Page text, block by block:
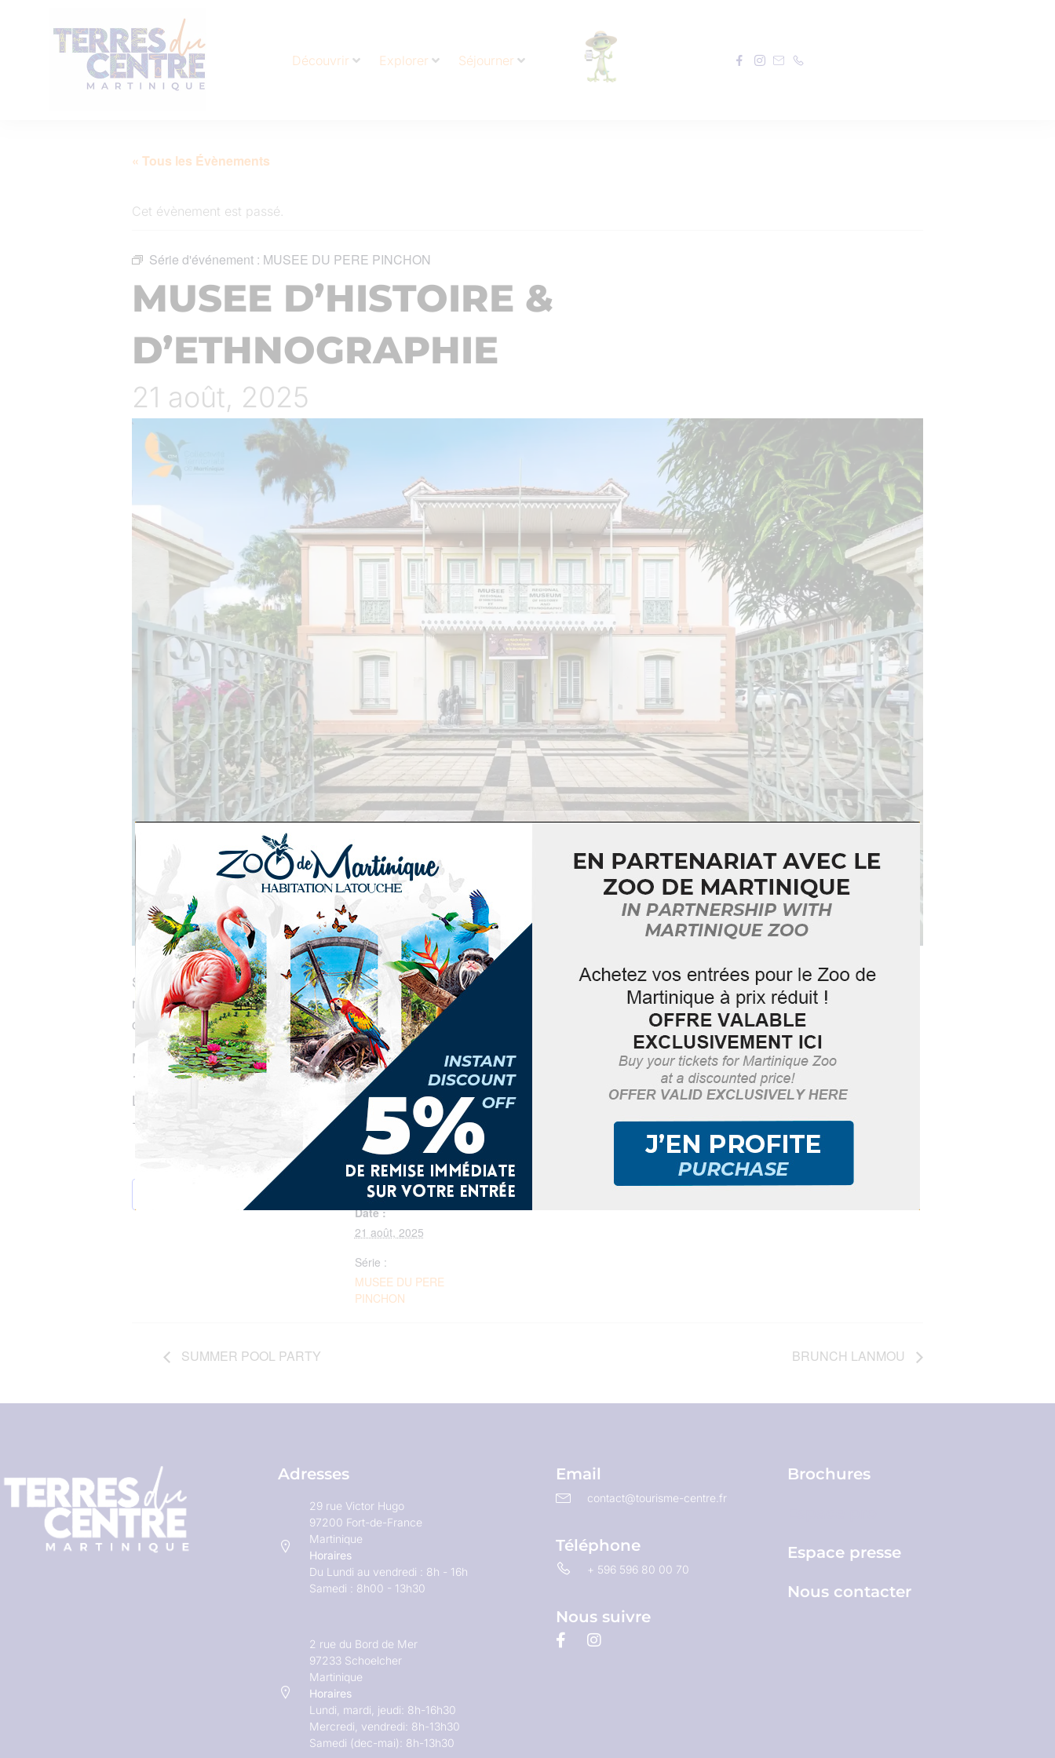
Découvrir Explorer Séjourner
« Tous les Évènements
Cet évènement est passé.
Série d'événement : MUSEE DU PERE PINCHON
MUSEE D’HISTOIRE &
D’ETHNOGRAPHIE
21 août, 2025
Situé au cœur de Fort-de-France, dans une ancienne maison bourgeoise de Fort-de-France construite en 1887, le MRHE
nous invite à découvrir un intérieur bourgeois de la fin du XIXème siècle avec ses meubles et objets de la culture créole de
cette époque.
Musée d’Histoire et d’Ethnographie
10 bd Général de Gaulle, Fort-de-France
Lundi , Mercredi, Jeudi, Vendredi : 8h-17h | Mardi: 14h-17h | Samedi: 8h-12h
+ 596 596 72 81 87
AJOUTER AU CALENDRIER DÉTAILS
Date :
21 août, 2025
Série :
MUSEE DU PERE
PINCHON
SUMMER POOL PARTY BRUNCH LANMOU
Adresses
29 rue Victor Hugo
97200 Fort-de-France
Martinique
Horaires
Du Lundi au vendredi : 8h - 16h
Samedi : 8h00 - 13h30
2 rue du Bord de Mer
97233 Schoelcher
Martinique
Horaires
Lundi, mardi, jeudi: 8h-16h30
Mercredi, vendredi: 8h-13h30
Samedi (dec-mai): 8h-13h30
Email
contact@tourisme-centre.fr
Téléphone
+ 596 596 80 00 70
Nous suivre
Brochures
Espace presse
Nous contacter